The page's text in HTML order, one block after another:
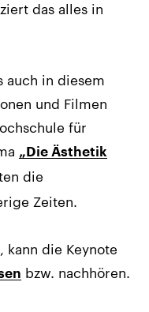
das alles in
auch in diesem
und Filmen
für
„Die Ästhetik
die
Zeiten.
kann die Keynote
bzw. nachhören.